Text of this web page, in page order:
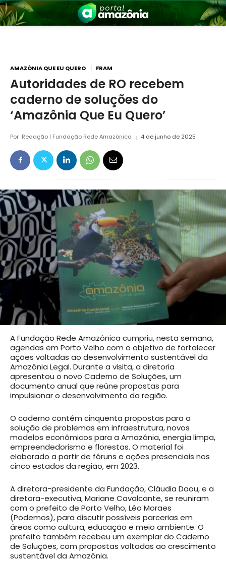
Amazônia
AMAZÔNIA QUE EU QUERO FRAM
Autoridades de RO recebem
caderno de soluções do
‘Amazônia Que Eu Quero’
Por Redação | Fundação Rede Amazônica 4 de junho de 2025
A Fundação Rede Amazônica cumpriu, nesta semana,
agendas em Porto Velho com o objetivo de fortalecer
ações voltadas ao desenvolvimento sustentável da
Amazônia Legal. Durante a visita, a diretoria
apresentou o novo Caderno de Soluções, um
documento anual que reúne propostas para
impulsionar o desenvolvimento da região.
O caderno contém cinquenta propostas para a
solução de problemas em infraestrutura, novos
modelos econômicos para a Amazônia, energia limpa,
empreendedorismo e florestas. O material foi
elaborado a partir de fóruns e ações presenciais nos
cinco estados da região, em 2023.
A diretora-presidente da Fundação, Cláudia Daou, e a
diretora-executiva, Mariane Cavalcante, se reuniram
com o prefeito de Porto Velho, Léo Moraes
(Podemos), para discutir possíveis parcerias em
áreas como cultura, educação e meio ambiente. O
prefeito também recebeu um exemplar do Caderno
de Soluções, com propostas voltadas ao crescimento
sustentável da Amazônia.